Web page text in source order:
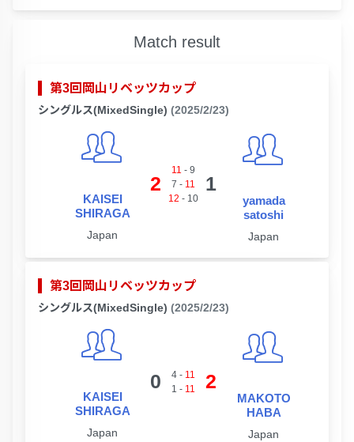
Match result
第3回岡山リベッツカップ
シングルス(MixedSingle) (2025/2/23)
KAISEI
SHIRAGA
Japan
2
11 - 9
7 - 11
12 - 10
1
yamada
satoshi
Japan
第3回岡山リベッツカップ
シングルス(MixedSingle) (2025/2/23)
KAISEI
SHIRAGA
Japan
0 4- 11
1 - 11 2
MAKOTO
HABA
Japan